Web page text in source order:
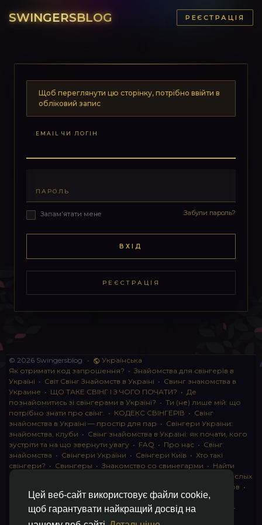
Цей веб-сайт використовує файли cookie,
щоб гарантувати найкращий досвід на
SWINGERSBLOG РЕЄСТРАЦІЯ
Щоб переглянути цю сторінку, потрібно ввійти в
обліковий запис
EMAIL ЧИ ЛОГІН
ПАРОЛЬ
Запам'ятати мене Забули пароль?
ВХІД
РЕЄСТРАЦІЯ
© 2026 Swingersblog •
Українська
Як отримати код запрошення? • Знайомства для свінгерів в
Україні • Світ Свінг Знайомств в Україні • Свинг знакомства в
Украине • ЩО ТАКЕ СВІНГ І З ЧОГО ПОЧАТИ? • Де
познайомитись зі свінгерами в Україні? • Ти (не) лише мій: що
потрібно знати про свінг. • КОДЕКС СВІНГЕРІВ • Свінг
знайомства в Україні — простір для пар • Свінгери України:
знайомства, клуби • Свінг знайомства в Україні: як почати, кого
зустріти та на що звернути увагу • FAQ • Про нас • Свінг
знайомства • Свінгери України • Свінгери Київ • Хто такі
свінгери? • Свингеры • Знакомство со свинегарми • Найти
instagram для взрослых
Клуб свингеров •
Конфіденційність• Правила• Партнерська програма
Свингеры •Свинг-пати•О свингерах откровенно
Свинг-
клуб: что это и как работает